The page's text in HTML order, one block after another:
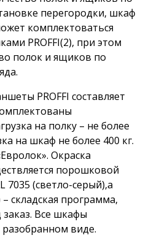
перегородки, шкаф
комплектоваться
PROFFI(2), при этом
полок и ящиков по
PROFFI составляет
на полку – не более
на шкаф не более 400 кг.
Окраска
порошковой
7035 (светло-серый),а
складская программа,
заказ. Все шкафы
разобранном виде.